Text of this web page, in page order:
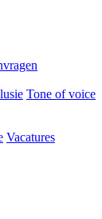
Tone of voice
Vacatures